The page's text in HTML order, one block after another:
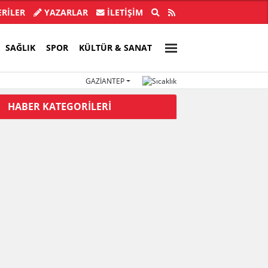
Başkanı İlkay Çiçek tutuklandı!
YAZARLAR İLETIŞIM
SAĞLIK SPOR KÜLTÜR & SANAT
GAZIANTEP
HABER KATEGORİLERİ